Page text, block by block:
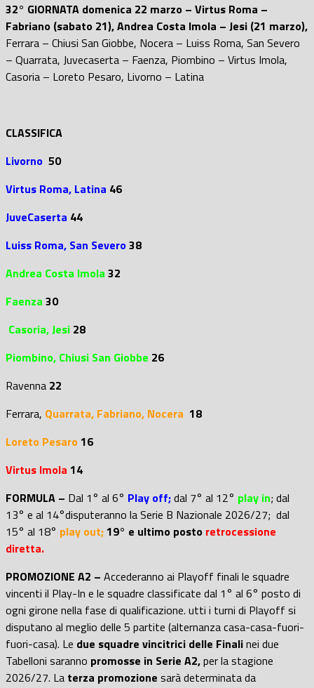
32° GIORNATA domenica 22 marzo – Virtus Roma –
Fabriano (sabato 21), Andrea Costa Imola – Jesi (21 marzo),
Ferrara – Chiusi San Giobbe, Nocera – Luiss Roma, San Severo
– Quarrata, Juvecaserta – Faenza, Piombino – Virtus Imola,
Casoria – Loreto Pesaro, Livorno – Latina
CLASSIFICA
Livorno 50
Virtus Roma, Latina 46
JuveCaserta 44
Luiss Roma, San Severo38
Andrea Costa Imola 32
Faenza 30
Casoria, Jesi 28
Piombino, Chiusi San Giobbe 26
Ravenna 22
Ferrara, Quarrata, Fabriano, Nocera 18
Loreto Pesaro16
Virtus Imola 14
FORMULA – Dal 1° al 6° Play off;dal 7° al 12° play in; dal
13° e al 14°disputeranno la Serie B Nazionale 2026/27; dal
15° al 18° play out;19° e ultimo posto retrocessione
diretta.
PROMOZIONE A2 – Accederanno ai Playoff finali le squadre
vincenti il Play-In e le squadre classificate dal 1° al 6° posto di
ogni girone nella fase di qualificazione. utti i turni di Playoff si
disputano al meglio delle 5 partite (alternanza casa-casa-fuori-
fuori-casa). Le due squadre vincitrici delle Finalinei due
Tabelloni saranno promosse in Serie A2,per la stagione
2026/27. La terza promozione sarà determinata da